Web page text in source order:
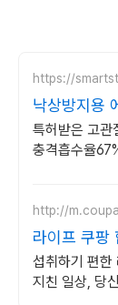
https://
낙상방지용
품 할인
특허받은 고관
충격흡수율
http://
라이프 쿠팡
섭취하기 편한
지친 일상, 당